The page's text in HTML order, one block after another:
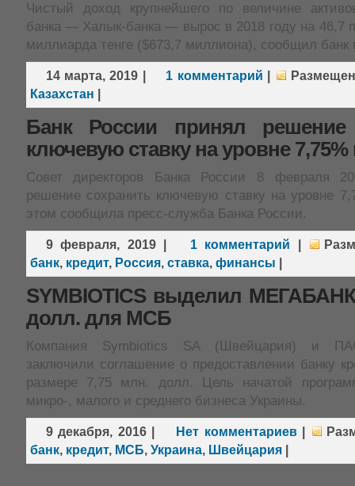
Чистый доход крупнейшего по величине активов
банка — Халык-банка — вырос в 2018 году на 46,7
миллиарда тенге ($673,7 миллиона), сообщил банк
14 марта, 2019 1 комментарий
Казахстан
Банк России принял решение
ключевую ставку на уровне
Совет директоров Банка России 8 февраля
решение сохранить ключевую ставку на уровне
этом сообщила пресс-служба Банка России.
9 февраля, 2019| 1 комментарий
банк, кредит, Россия, ставка, финансы
SYMBIOTICS выделил
долл. для МСБ
Компания Symbiotics SA (Швейцария) и
заключили соглашение о предоставлении банку
размере 7,75 млн. долл. Цель начатой
микро-, малого и среднего бизнеса Украины.
9 декабря, 2016| Нет комментариев
банк, кредит, МСБ, Украина, Швейцария|